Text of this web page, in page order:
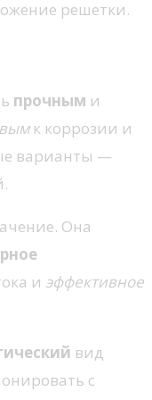
решетки.
прочным и
к коррозии и
варианты —
Она
и эффективное
вид
с